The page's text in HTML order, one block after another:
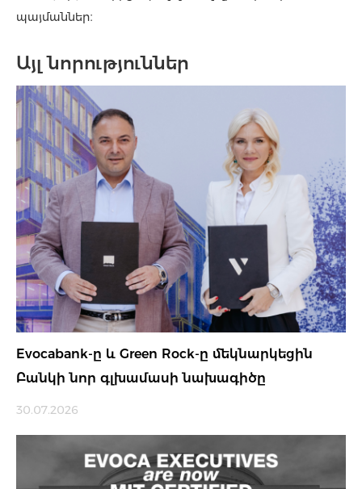
պայմաններ։
Այլ նորություններ
Evocabank-ը և Green Rock-ը մեկնարկեցին
Բանկի նոր գլխամասի նախագիծը
30.07.2026